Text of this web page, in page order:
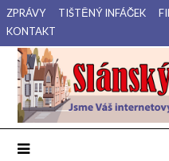
Přejdi
na
obsah
ZPRÁVY TIŠTĚNÝ INFÁČEK
KONTAKT
Váš internetový deník a
a